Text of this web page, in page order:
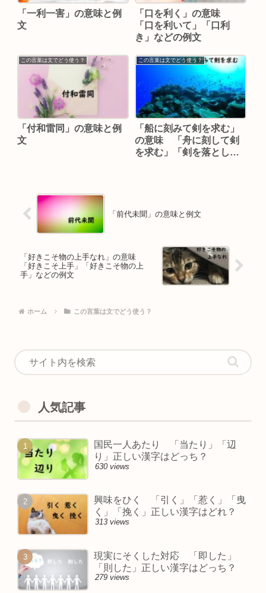
「一利一害」の意味と例
文
「口を利く」の意味
「口を利いて」「口利
き」などの例文
この言葉は文でどう使う？
「付和雷同」の意味と例
文
この言葉は文でどう使う？
「船に刻みて剣を求む」
の意味 「舟に刻して剣
を求む」「剣を落として
「前代未聞」の意味と例文
「好きこそ物の上手なれ」の意味
「好きこそ上手」「好きこそ物の上
手」などの例文
ホーム この言葉は文でどう使う？
人気記事
国民一人あたり 「当たり」「辺
り」正しい漢字はどっち？
630 views
興味をひく 「引く」「惹く」「曳
く」「挽く」正しい漢字はどれ？
313 views
現実にそくした対応 「即した」
「則した」正しい漢字はどっち？
279 views